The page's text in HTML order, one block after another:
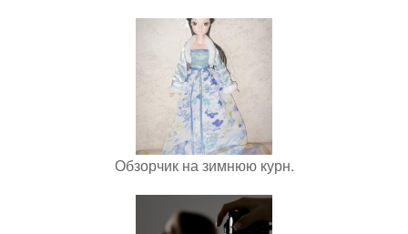
Обзорчик на зимнюю курн.